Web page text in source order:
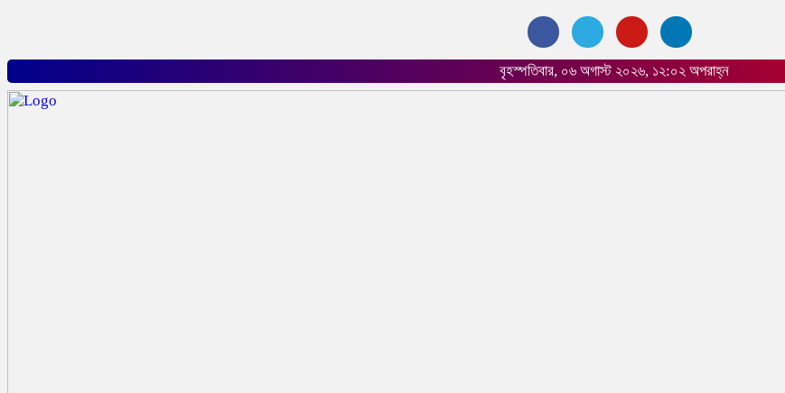
বৃহস্পতিবার, ০৬ অগাস্ট ২০২৬, ১২:০২ অপরাহ্ন